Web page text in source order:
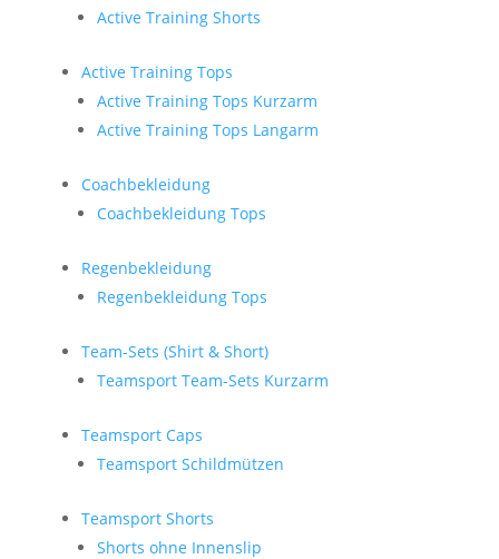
Active Training Shorts
Active Training Tops
Active Training Tops Kurzarm
Active Training Tops Langarm
Coachbekleidung
Coachbekleidung Tops
Regenbekleidung
Regenbekleidung Tops
Team-Sets (Shirt & Short)
Teamsport Team-Sets Kurzarm
Teamsport Caps
Teamsport Schildmützen
Teamsport Shorts
Shorts ohne Innenslip